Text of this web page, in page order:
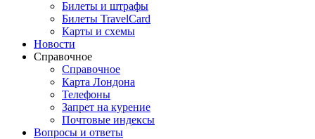
Билеты и штрафы
Билеты TravelCard
Карты и схемы
Новости
Справочное
Справочное
Карта Лондона
Телефоны
Запрет на курение
Почтовые индексы
Вопросы и ответы